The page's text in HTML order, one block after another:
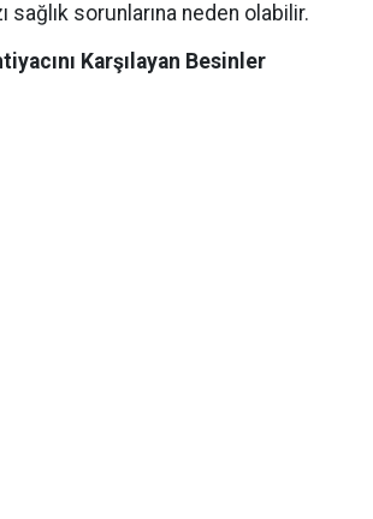
sağlık sorunlarına neden olabilir.
Karşılayan Besinler